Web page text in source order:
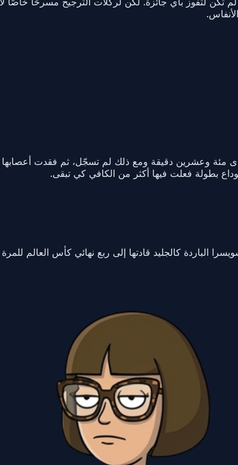
مئة وعشرين دقيقة ومع ذلك لم تسجّل، ثم فقدت
بطولة فعلت فيها أكثر من الكافي كي تبقى.